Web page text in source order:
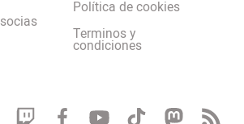
Política de cookies
Terminos y
condiciones